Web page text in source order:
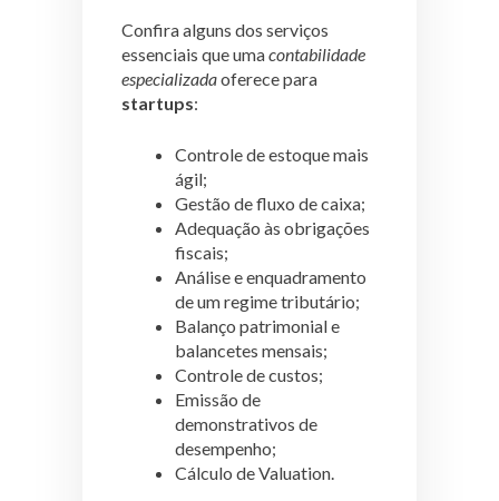
Confira alguns dos serviços
essenciais que umacontabilidade
especializadaoferece para
startups:
Controle de estoque mais
ágil;
Gestão de fluxo de caixa;
Adequação às obrigações
fiscais;
Análise e enquadramento
de um regime tributário;
Balanço patrimonial e
balancetes mensais;
Controle de custos;
Emissão de
demonstrativos de
desempenho;
Cálculo de Valuation.